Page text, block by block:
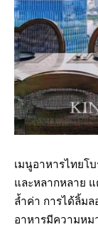
เมนูอาหารไทยโ
และหลากหลาย
ล้ำค่า การได้ลิ้มล
อาหารมีความหม